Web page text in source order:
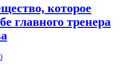
которое
главного тренера